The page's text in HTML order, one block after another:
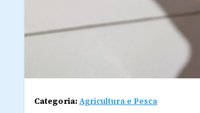
Categoria:Agricultura e Pesca